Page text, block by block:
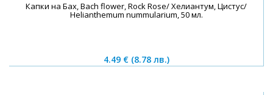
Капки на Бах, Bach flower, Rock Rose/ Хелиантум, Цистус/
Helianthemum nummularium, 50 мл.
4.49 € (8.78 лв.)